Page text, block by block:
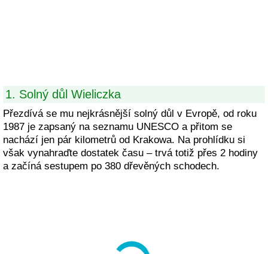
1. Solný důl Wieliczka
Přezdívá se mu nejkrásnější solný důl v Evropě, od roku
1987 je zapsaný na seznamu UNESCO a přitom se
nachází jen pár kilometrů od Krakowa. Na prohlídku si
však vynahraďte dostatek času – trvá totiž přes 2 hodiny
a začíná sestupem po 380 dřevěných schodech.